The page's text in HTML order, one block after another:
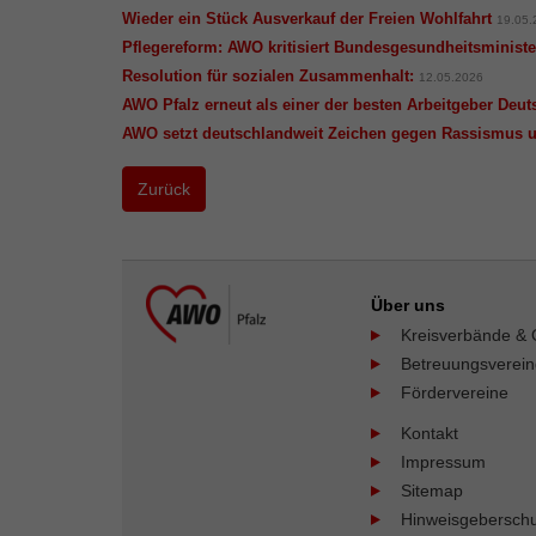
Wieder ein Stück Ausverkauf der Freien Wohlfahrt
Pflegereform: AWO kritisiert
Resolution für sozialen Zusammenhalt: 12.05.2026
AWO Pfalz erneut als einer der besten Arbeitgeber
AWO setzt deutschlandweit Zeichen gegen Rassismus
Zurück
Über uns
Kreisverbände &
Fördervereine
Kontakt
Impressum
Sitemap